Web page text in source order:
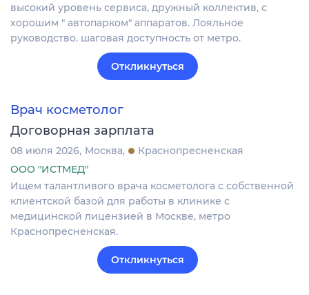
высокий уровень сервиса, дружный коллектив, с
хорошим " автопарком" аппаратов. Лояльное
руководство. шаговая доступность от метро.
Откликнуться
Врач косметолог
Договорная зарплата
08 июля 2026 Москва
Краснопресненская
ООО "ИСТМЕД"
Ищем талантливого врача косметолога с собственной
клиентской базой для работы в клинике с
медицинской лицензией в Москве, метро
Краснопресненская.
Откликнуться